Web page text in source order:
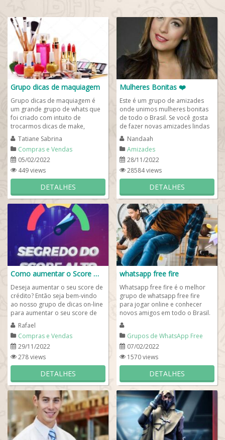
Grupo dicas de maquiagem
Grupo dicas de maquiagem é
um grande grupo de whats que
foi criado com intuito de
trocarmos dicas de make,
cosméticos em oferta e cupons
de descontos para...
Tatiane Sabrina
Compras e Vendas
05/02/2022
449 views
DETALHES
Mulheres Bonitas ❤️
Este é um grupo de amizades
onde unimos mulheres bonitas
de todo o Brasil. Se você gosta
de fazer novas amizades lindas
mulheres brasileiras, este grupo
de...
Nandaah
Amizades
28/11/2022
28584 views
DETALHES
Como aumentar o Score 💳 📊
Deseja aumentar o seu score de
crédito? Então seja bem-vindo
ao nosso grupo de dicas on-line
para aumentar o seu score de
crédito e conseguir
empréstimos,...
Rafael
Compras e Vendas
29/11/2022
278 views
DETALHES
whatsapp free fire
Whatsapp free fire é o melhor
grupo de whatsapp free fire
para jogar online e conhecer
novos amigos em todo o Brasil.
Aproveite para entrar no nosso
grupo de...
Grupos de WhatsApp Free
Fire
07/02/2022
1570 views
DETALHES